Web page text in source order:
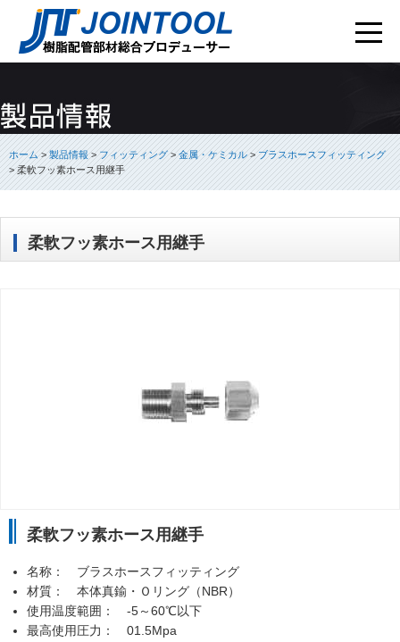
ホーム>製品情報>フィッティング>金属・ケミカル>ブラスホースフィッティング
>柔軟フッ素ホース用継手
柔軟フッ素ホース用継手
柔軟フッ素ホース用継手
名称： ブラスホースフィッティング
材質： 本体真鍮・Ｏリング（NBR）
使用温度範囲： -5～60℃以下
最高使用圧力： 01.5Mpa